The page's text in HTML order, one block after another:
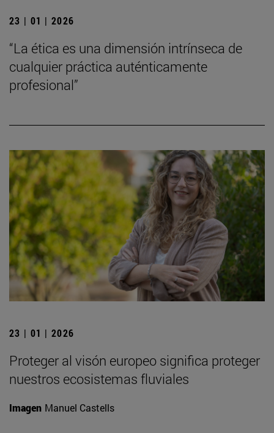
23 | 01 | 2026
“La ética es una dimensión intrínseca de
cualquier práctica auténticamente
profesional”
23 | 01 | 2026
Proteger al visón europeo significa proteger
nuestros ecosistemas fluviales
Imagen Manuel Castells